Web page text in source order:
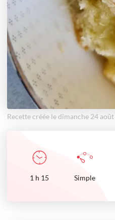
Recette créée le dimanche 24
1 h 15 Simple